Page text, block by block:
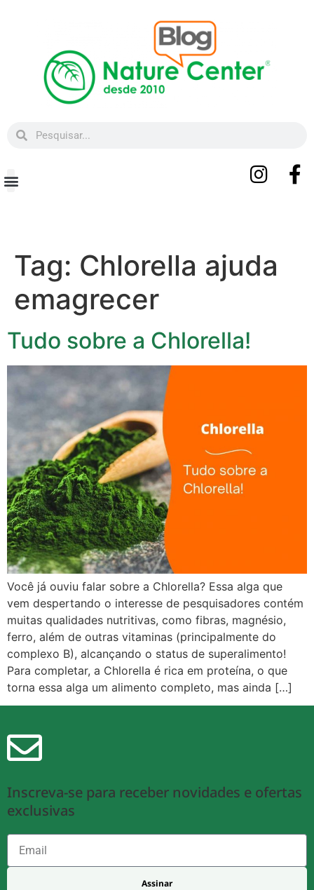
Tag: Chlorella ajuda
emagrecer
Tudo sobre a Chlorella!
Você já ouviu falar sobre a Chlorella? Essa alga que
vem despertando o interesse de pesquisadores contém
muitas qualidades nutritivas, como fibras, magnésio,
ferro, além de outras vitaminas (principalmente do
complexo B), alcançando o status de superalimento!
Para completar, a Chlorella é rica em proteína, o que
torna essa alga um alimento completo, mas ainda […]
Inscreva-se para receber novidades e ofertas
exclusivas
Assinar